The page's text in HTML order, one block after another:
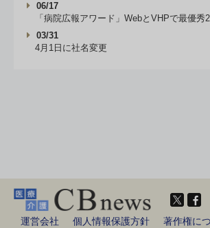
06/17
「病院広報アワード」WebとVHPで最優秀
03/31
4月1日に社名変更
運営会社 個人情報保護方針 著作権に